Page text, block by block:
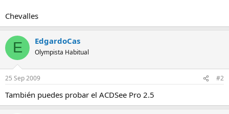
Chevalles
E EdgardoCas
Olympista Habitual
25 Sep 2009 #2
También puedes probar el ACDSee Pro 2.5